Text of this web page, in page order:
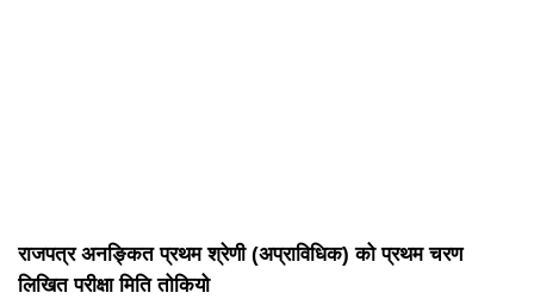
राजपत्र अनङ्कित प्रथम श्रेणी (अप्राविधिक) को प्रथम चरण
लिखित परीक्षा मिति तोकियो